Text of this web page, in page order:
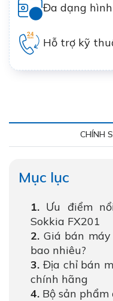
Đa dạng
Hỗ trợ kỹ
CHÍNH
Mục lục
Ưu điểm
Sokkia FX201
Giá bán
bao nhiêu?
Địa chỉ bán
chính hãng
Bộ sản phẩm